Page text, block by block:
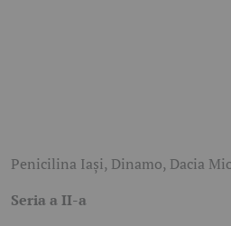
Penicilina Iași, Dinamo, Dacia
Seria a II-a